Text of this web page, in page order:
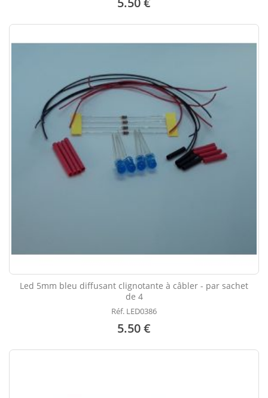
Led 5mm bleu diffusant clignotante à câbler - par sachet
de 4
Réf. LED0386
5.50 €